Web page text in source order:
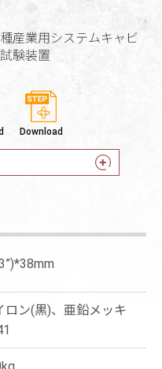
産業用システムキャビ
験装置
Download
ロン(黒)、亜鉛メッキ